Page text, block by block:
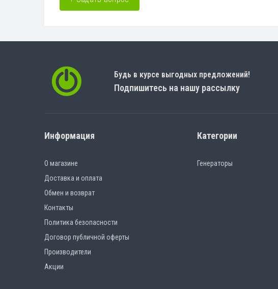
Будь в курсе выгодных предложений!
Подпишитесь на нашу рассылку
Информация
О магазине
Доставка и оплата
Обмен и возврат
Контакты
Политика безопасности
Договор публичной оферты
Производители
Акции
Категории
Генераторы